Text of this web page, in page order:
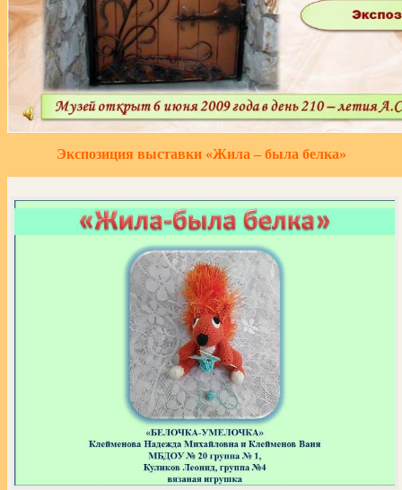
Экспозиция выставки «Жила – была белка»